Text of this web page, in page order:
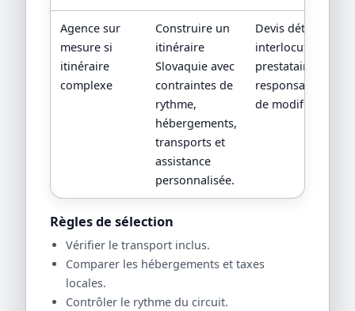
Agence sur
mesure si
itinéraire
complexe
Construire un
itinéraire
Slovaquie avec
contraintes de
rythme,
hébergements,
transports et
assistance
personnalisée.
Devis détaillé,
interlocuteur,
prestataires
responsabilités
de modification.
Règles de sélection
Vérifier le transport inclus.
Comparer les hébergements et taxes
locales.
Contrôler le rythme du circuit.